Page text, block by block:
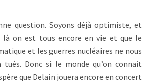
question. Soyons déjà optimiste, et
là on est tous encore en vie et que le
et les guerres nucléaires ne nous
Donc si le monde qu’on connait
que Delain jouera encore en concert